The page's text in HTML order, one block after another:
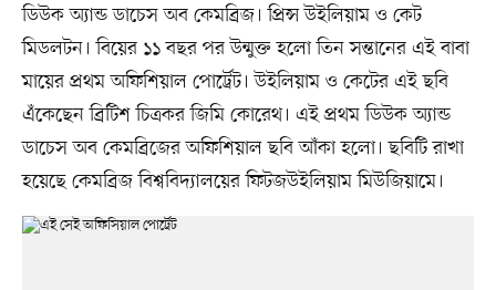
ডিউক অ্যান্ড ডাচেস অব কেমব্রিজ। প্রিন্স উইলিয়াম ও কেট
মিডলটন। বিয়ের ১১ বছর পর উন্মুক্ত হলো তিন সন্তানের এই বাবা
মায়ের প্রথম অফিশিয়াল পোর্ট্রেট। উইলিয়াম ও কেটের এই ছবি
এঁকেছেন ব্রিটিশ চিত্রকর জিমি কোরেথ। এই প্রথম ডিউক অ্যান্ড
ডাচেস অব কেমব্রিজের অফিশিয়াল ছবি আঁকা হলো। ছবিটি রাখা
হয়েছে কেমব্রিজ বিশ্ববিদ্যালয়ের ফিটজউইলিয়াম মিউজিয়ামে।